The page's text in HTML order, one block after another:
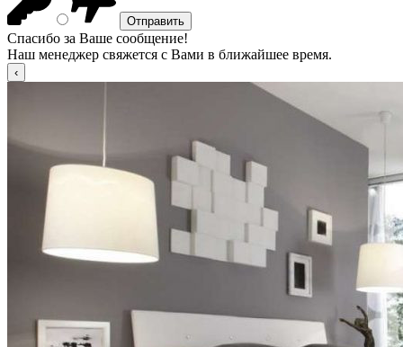
Спасибо за Ваше сообщение!
Наш менеджер свяжется с Вами в ближайшее время.